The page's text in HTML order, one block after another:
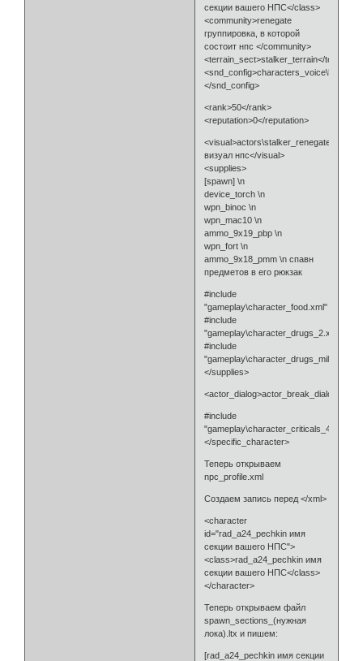
секции вашего НПС</class>
<community>renegate
группировка, в которой
состоит нпс </community>
<terrain_sect>stalker_terrain</
</snd_config>
<rank>50</rank>
<reputation>0</reputation>
визуал нпс</visual>
<supplies>
[spawn] \n
device_torch \n
wpn_binoc \n
wpn_mac10 \n
ammo_9x19_pbp \n
wpn_fort \n
ammo_9x18_pmm \n спавн
предметов в его рюкзак
#include
"gameplay\character_food.xml"
#include
"gameplay\character_drugs_2.xml"
#include
"gameplay\character_drugs_mil.xml"
</supplies>
<actor_dialog>actor_break_dialog</
#include
"gameplay\character_criticals_4.xml"
</specific_character>
Теперь открываем
npc_profile.xml
Создаем запись перед </xml>
<character
id="rad_a24_pechkin имя
секции вашего НПС">
<class>rad_a24_pechkin имя
секции вашего НПС</class>
</character>
Теперь открываем файл
spawn_sections_(нужная
лока).ltx и пишем:
[rad_a24_pechkin имя секции